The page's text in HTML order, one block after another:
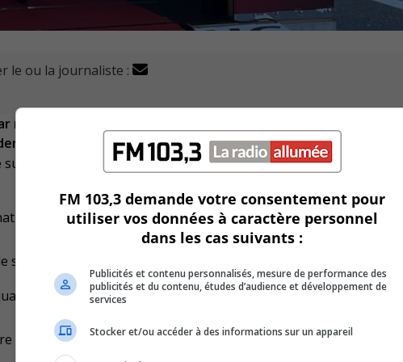
le ou la journaliste :
n’a pas récolté le fruit de tous ses efforts, lors de la Coupe du
la troisième marche du podium vendredi, dans la catégorie C4
de la saison.
les réseaux sociaux.
position.
de 70km.
FM 103,3 demande votre consentement pour
utiliser vos données à caractère personnel
dans les cas suivants :
Publicités et contenu personnalisés, mesure de performance des
publicités et du contenu, études d’audience et développement de
services
Stocker et/ou accéder à des informations sur un appareil